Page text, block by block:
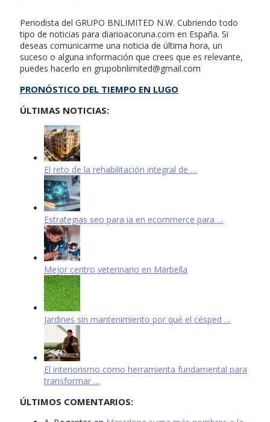
Periodista del GRUPO BNLIMITED N.W. Cubriendo todo
tipo de noticias para diarioacoruna.com en España. Si
deseas comunicarme una noticia de última hora, un
suceso o alguna información que crees que es relevante,
puedes hacerlo en grupobnlimited@gmail.com
PRONÓSTICO DEL TIEMPO EN LUGO
ÚLTIMAS NOTICIAS:
El reto de la rehabilitación integral de …
Estrategias seo para ia en ecommerce para …
Mejor centro veterinario en Marbella
Jardines sin mantenimiento por qué el césped …
El interiorismo como herramienta fundamental para
transformar …
ÚLTIMOS COMENTARIOS: